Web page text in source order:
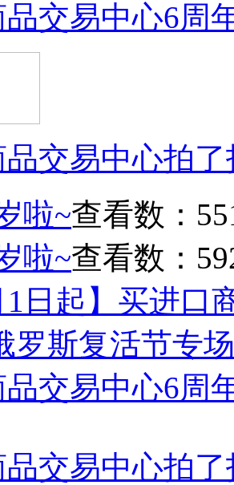
交易中心6周
交易中心拍
啦~查看数：
啦~查看数：
1日起】买进口
罗斯复活节专
交易中心6周
交易中心拍